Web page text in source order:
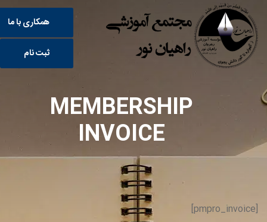
ثبت نام
همکاری با ما
MEMBERSHIP
INVOICE
[pmpro_invoice]